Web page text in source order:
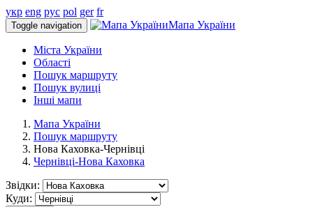
укр eng рус pol ger fr
Toggle navigation Мапа України
Міста України
Області
Пошук маршруту
Пошук вулиці
Інші мапи
Мапа України
Пошук маршруту
Нова Каховка-Чернівці
Чернівці-Нова Каховка
Звідки:
Куди: